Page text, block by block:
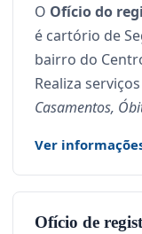
O Ofício do
é cartório de
bairro do
Realiza
Casamentos,
Ver
Ofício de